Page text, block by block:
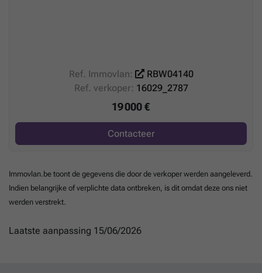
Ref. Immovlan:
RBW04140
Ref. verkoper: 16029_2787
19 000 €
Contacteer
Immovlan.be toont de gegevens die door de verkoper werden aangeleverd.
Indien belangrijke of verplichte data ontbreken, is dit omdat deze ons niet
werden verstrekt.
Laatste aanpassing 15/06/2026